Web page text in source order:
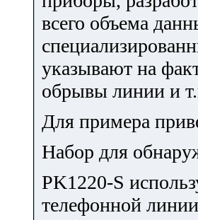
всего объема
указывают на
обрывы линии и
Для примера
Набор для
PK1220-S
телефонной